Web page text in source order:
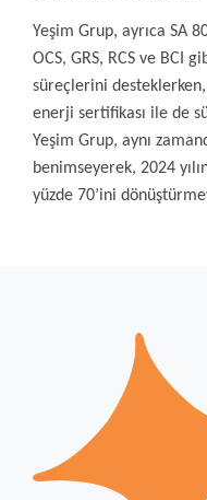
Yeşim Grup, ayrıca SA
OCS, GRS, RCS ve BCI
süreçlerini
enerji sertifikası ile de
Yeşim Grup, aynı
benimseyerek, 2024
yüzde 70’ini